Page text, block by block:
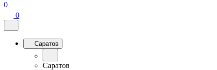
0
0
Саратов
Саратов